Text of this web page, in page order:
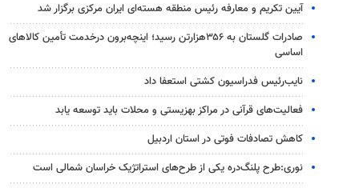
آیین تکریم و معارفه رئیس منطقه هسته‌ای ایران مرکزی برگزار شد
صادرات گلستان به ۳۵۶هزارتن رسید؛ اینچه‌برون درخدمت تأمین کالاهای
اساسی
نایب‌رئیس فدراسیون کشتی استعفا داد
فعالیت‌های قرآنی در مراکز بهزیستی و محلات باید توسعه یابد
کاهش تصادفات فوتی در استان اردبیل
نوری:طرح پلنگ‌دره یکی از طرح‌های استراتژیک خراسان شمالی است